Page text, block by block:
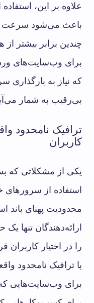
باعث می‌شود سرعت
برای وب‌سایت‌های
که نیاز به بارگذاری
بی‌رقیب به شمار
ترافیک نامحدود
کاربران
یکی از مشکلاتی که
استفاده از سرورهای
محدودیت پهنای
ارائه‌دهندگان تنها
را در اختیار
با ترافیک نامحدود
برای وب‌سایت‌هایی که